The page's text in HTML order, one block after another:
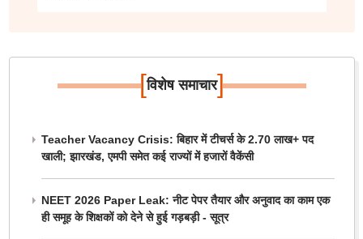
[विशेष समाचार]
Teacher Vacancy Crisis: बिहार में टीचर्स के 2.70 लाख+ पद
खाली; झारखंड, एमपी समेत कई राज्यों में हजारों वैकेंसी
NEET 2026 Paper Leak: नीट पेपर तैयार और अनुवाद का काम एक
ही समूह के शिक्षकों को देने से हुई गड़बड़ी - सूत्र